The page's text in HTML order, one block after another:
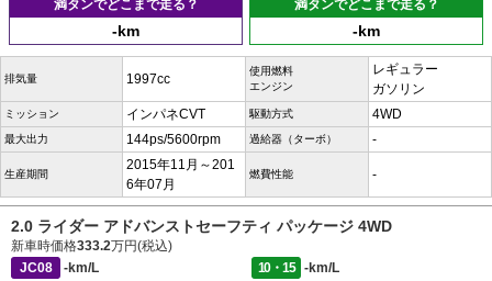
満タンでどこまで走る？
-km
満タンでどこまで走る？
-km
排気量 1997cc
使用燃料
エンジン
レギュラー
ガソリン
ミッション インパネCVT 駆動方式 4WD
最大出力 144ps/5600rpm 過給器（ターボ） -
生産期間
2015年11月～201
6年07月
燃費性能 -
2.0 ライダー アドバンストセーフティ パッケージ 4WD
新車時価格333.2万円(税込)
JC08
-km/L 10・15 -km/L